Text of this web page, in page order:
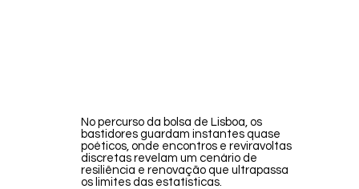
No percurso da bolsa de Lisboa, os
bastidores guardam instantes quase
poéticos, onde encontros e reviravoltas
discretas revelam um cenário de
resiliência e renovação que ultrapassa
os limites das estatísticas.